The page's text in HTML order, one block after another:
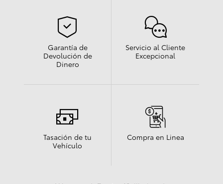
Garantía de
Devolución de
Dinero
Servicio al Cliente
Excepcional
Tasación de tu
Vehículo
Compra en Linea